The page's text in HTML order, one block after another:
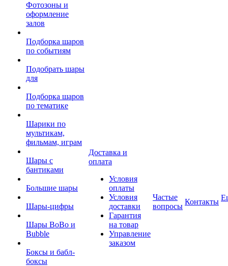
Фотозоны и
оформление
залов
Подборка шаров
по событиям
Подобрать шары
для
Подборка шаров
по тематике
Шарики по
мультикам,
фильмам, играм
Шары с
бантиками
Большие шары
Шары-цифры
Шары BoBo и
Bubble
Боксы и бабл-
боксы
Доставка и
оплата
Условия
оплаты
Условия
доставки
Гарантия
на товар
Управление
заказом
Частые
вопросы
Контакты